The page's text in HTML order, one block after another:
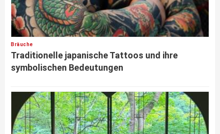
Bräuche
Traditionelle japanische Tattoos und ihre
symbolischen Bedeutungen